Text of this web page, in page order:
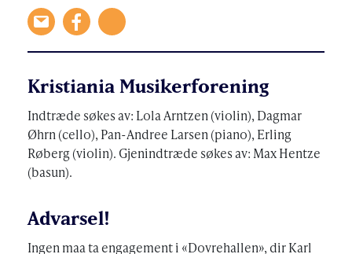
Kristiania Musikerforening
Indtræde søkes av: Lola Arntzen (violin), Dagmar
Øhrn (cello), Pan-Andree Larsen (piano), Erling
Røberg (violin). Gjenindtræde søkes av: Max Hentze
(basun).
Advarsel!
Ingen maa ta engagement i «Dovrehallen», dir Karl